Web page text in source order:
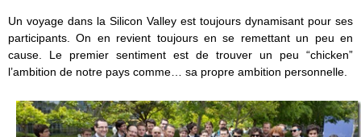
Un voyage dans la Silicon Valley est toujours dynamisant pour ses
participants. On en revient toujours en se remettant un peu en
cause. Le premier sentiment est de trouver un peu “chicken”
l’ambition de notre pays comme… sa propre ambition personnelle.